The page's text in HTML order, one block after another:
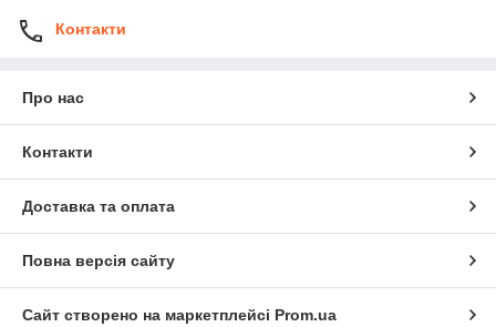
Контакти
Про нас
Контакти
Доставка та оплата
Повна версія сайту
Сайт створено на маркетплейсі Prom.ua